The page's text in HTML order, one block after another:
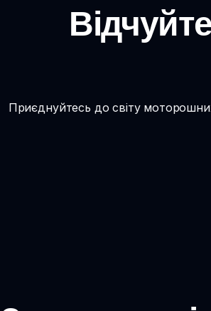
Приєднуйтесь до світу